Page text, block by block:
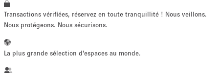
~ 13 personnes
Transactions vérifiées, réservez en toute tranquillité ! Nous veillons.
Nous protégeons. Nous sécurisons.
La plus grande sélection d'espaces au monde.